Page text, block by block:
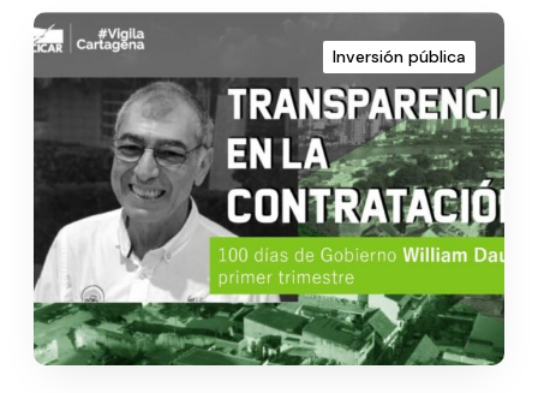
Inversión pública